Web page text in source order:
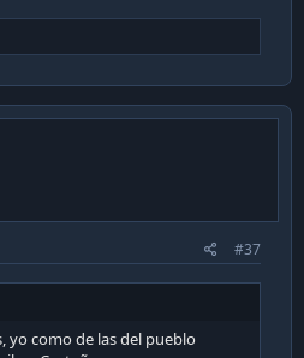
#37
yo como de las del pueblo